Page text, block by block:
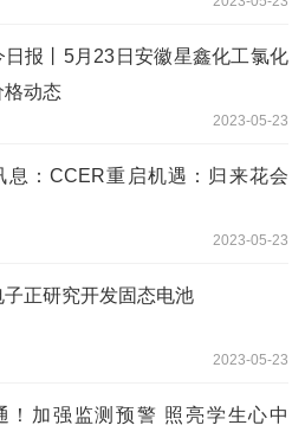
日报丨5月23日安徽星鑫化工氯化
格动态
2023-05-23
息：CCER重启机遇：归来花会
2023-05-23
子正研究开发固态电池
2023-05-23
！加强监测预警 照亮学生心中